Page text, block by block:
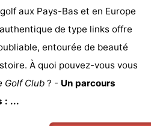
aux Pays-Bas et en Europe
de type links offre
entourée de beauté
À quoi pouvez-vous vous
Golf Club ? - Un parcours
: ...